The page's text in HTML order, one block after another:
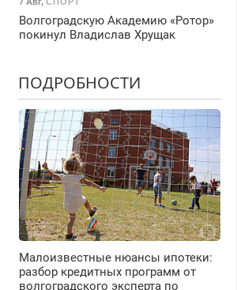
Волгоградскую Академию «Ротор»
покинул Владислав Хрущак
ПОДРОБНОСТИ
Малоизвестные нюансы ипотеки:
разбор кредитных программ от
волгоградского эксперта по